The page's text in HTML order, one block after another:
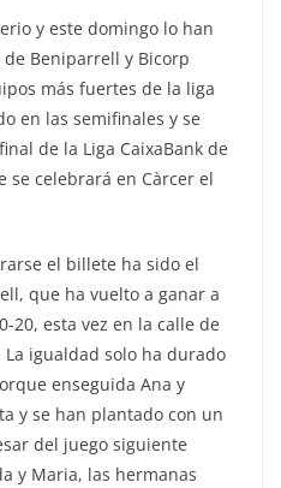
y este domingo lo han
Beniparrell y Bicorp
más fuertes de la liga
en las semifinales y se
de la Liga CaixaBank de
se celebrará en Càrcer el
el billete ha sido el
que ha vuelto a ganar a
20, esta vez en la calle de
La igualdad solo ha durado
enseguida Ana y
y se han plantado con un
del juego siguiente
y Maria, las hermanas